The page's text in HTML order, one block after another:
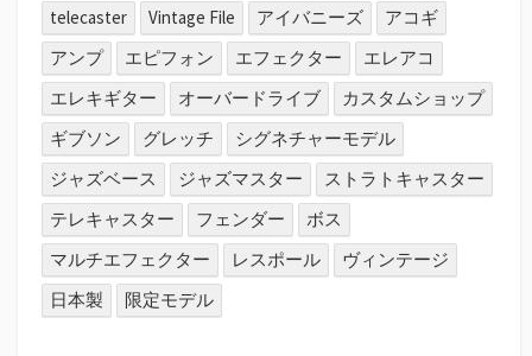
telecaster
Vintage File アイバニーズ
アコギ
アンプ
エピフォン エフェクター
エレアコ
エレキギター
オーバードライブ
カスタムショップ
ギブソン
グレッチ
シグネチャーモデル
ジャズベース
ジャズマスター
ストラトキャスター
テレキャスター
フェンダー
ボス
マルチエフェクター
レスポール
ヴィンテージ
日本製
限定モデル